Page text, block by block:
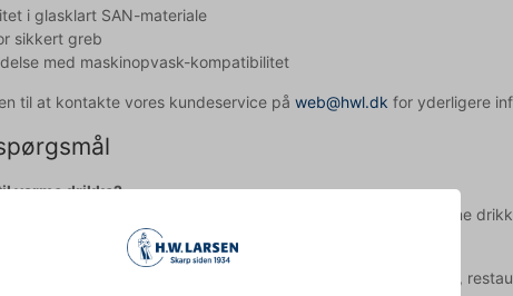
i glasklart SAN-materiale
sikkert greb
med maskinopvask-kompatibilitet
til at kontakte vores kundeservice på web@hwl.dk for yderligere
varme drikke?
op til 70°C og er derfor ikke egnet til meget varme
kommerciel brug?
og muligheden for maskinopvask gør kruset ideelt til barer,